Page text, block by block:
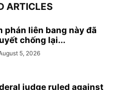
ARTICLES
phán liên bang này đã
chống lại...
5, 2026
judge ruled against